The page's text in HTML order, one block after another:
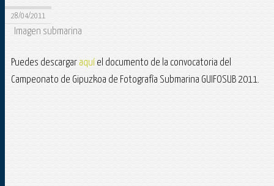
28/04/2011
Imagen submarina
Puedes descargar aquí el documento de la convocatoria del
Campeonato de Gipuzkoa de Fotografía Submarina GUIFOSUB 2011.